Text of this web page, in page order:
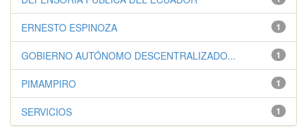
1
ERNESTO ESPINOZA
1
GOBIERNO AUTÓNOMO DESCENTRALIZADO...
1
PIMAMPIRO
1
SERVICIOS